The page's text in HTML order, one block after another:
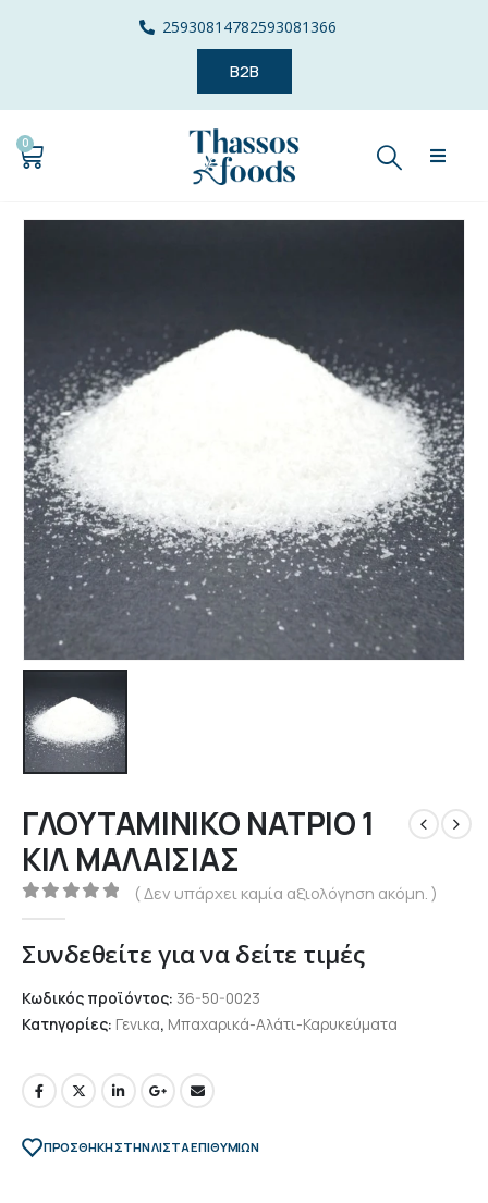
25930814782593081366
B2B
0
ΓΛΟΥΤΑΜΙΝΙΚΟ ΝΑΤΡΙΟ 1
ΚΙΛ ΜΑΛΑΙΣΙΑΣ
0out of 5
( Δεν υπάρχει καμία αξιολόγηση ακόμη. )
Συνδεθείτε για να δείτε τιμές
Κωδικός προϊόντος: 36-50-0023
Κατηγορίες: Γενικα, Μπαχαρικά-Αλάτι-Καρυκεύματα
ΠΡΌΣΘΉΚΗ ΣΤΗΝ ΛΊΣΤΑ ΕΠΙΘΥΜΙΏΝ